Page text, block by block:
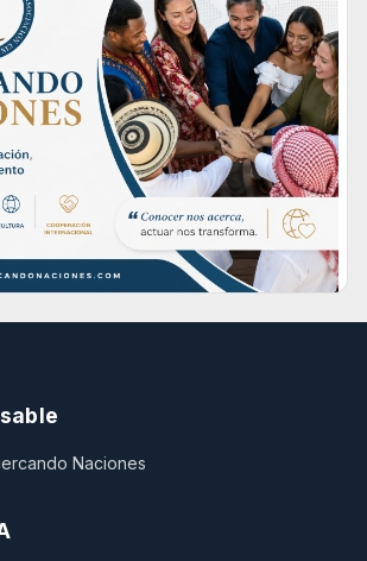
Naciones